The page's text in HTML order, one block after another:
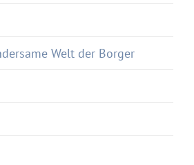
Welt der Borger